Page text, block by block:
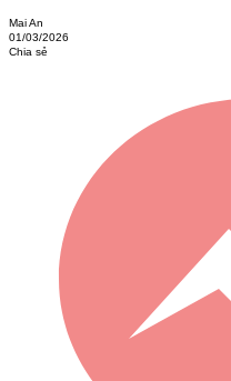
Mai An
01/03/2026
Chia sẻ